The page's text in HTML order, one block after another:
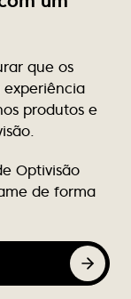
são mesmo
próximas.
stock de
as marcas
que os
experiência
produtos e
Optivisão
de forma